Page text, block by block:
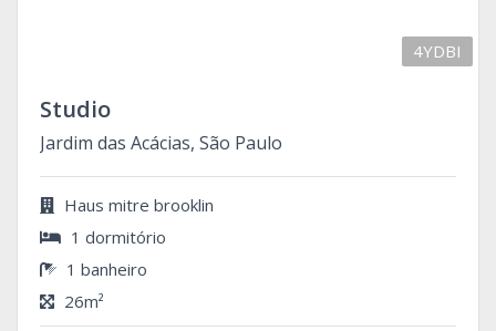
4YDBI
Studio
Jardim das Acácias, São Paulo
Haus mitre brooklin
1 dormitório
1 banheiro
26m²